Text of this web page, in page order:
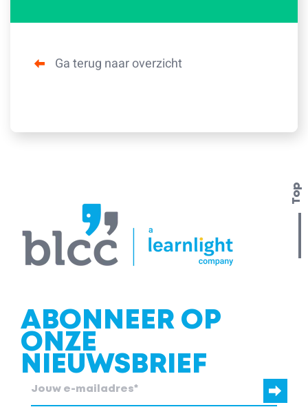
Ga terug naar overzicht
Top
ABONNEER OP
ONZE
NIEUWSBRIEF